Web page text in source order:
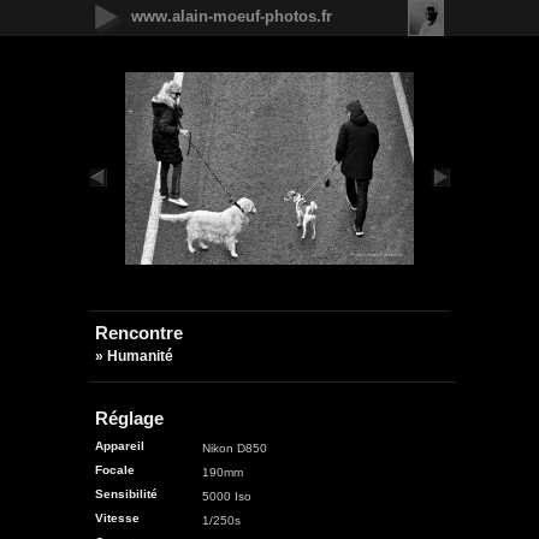
www.alain-moeuf-photos.fr
Rencontre
» Humanité
Réglage
Appareil
Nikon D850
Focale
190mm
Sensibilité
5000 Iso
Vitesse
1/250s